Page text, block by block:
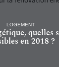
LOGEMENT
quelles
en 2018 ?